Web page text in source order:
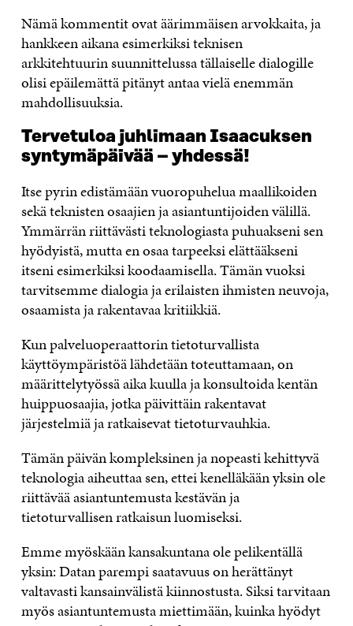
Nämä kommentit ovat äärimmäisen arvokkaita, ja
hankkeen aikana esimerkiksi teknisen
arkkitehtuurin suunnittelussa tällaiselle dialogille
olisi epäilemättä pitänyt antaa vielä enemmän
mahdollisuuksia.
Tervetuloa juhlimaan Isaacuksen
syntymäpäivää – yhdessä!
Itse pyrin edistämään vuoropuhelua maallikoiden
sekä teknisten osaajien ja asiantuntijoiden välillä.
Ymmärrän riittävästi teknologiasta puhuakseni sen
hyödyistä, mutta en osaa tarpeeksi elättääkseni
itseni esimerkiksi koodaamisella. Tämän vuoksi
tarvitsemme dialogia ja erilaisten ihmisten neuvoja,
osaamista ja rakentavaa kritiikkiä.
Kun palveluoperaattorin tietoturvallista
käyttöympäristöä lähdetään toteuttamaan, on
määrittelytyössä aika kuulla ja konsultoida kentän
huippuosaajia, jotka päivittäin rakentavat
järjestelmiä ja ratkaisevat tietoturvauhkia.
Tämän päivän kompleksinen ja nopeasti kehittyvä
teknologia aiheuttaa sen, ettei kenelläkään yksin ole
riittävää asiantuntemusta kestävän ja
tietoturvallisen ratkaisun luomiseksi.
Emme myöskään kansakuntana ole pelikentällä
yksin: Datan parempi saatavuus on herättänyt
valtavasti kansainvälistä kiinnostusta. Siksi tarvitaan
myös asiantuntemusta miettimään, kuinka hyödyt